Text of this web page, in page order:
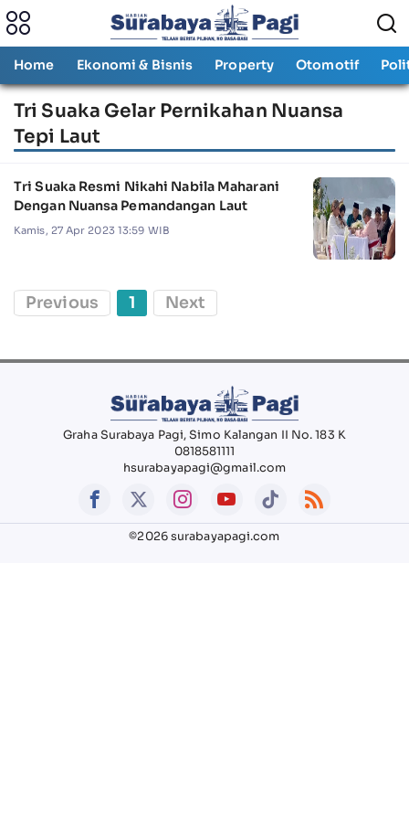
Home Ekonomi & Bisnis Property Otomotif
Tri Suaka Gelar Pernikahan Nuansa
Tepi Laut
Tri Suaka Resmi Nikahi Nabila Maharani
Dengan Nuansa Pemandangan Laut
Kamis, 27 Apr 2023 13:59 WIB
Previous 1 Next
Graha Surabaya Pagi, Simo Kalangan II No. 183 K
0818581111
hsurabayapagi@gmail.com
©2026 surabayapagi.com